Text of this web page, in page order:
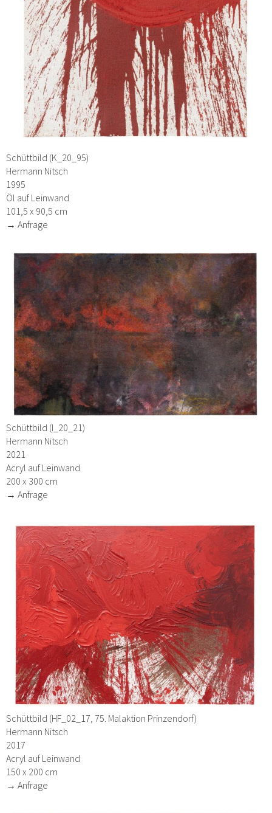
Schüttbild (K_20_95)
Hermann Nitsch
1995
Öl auf Leinwand
101,5 x 90,5 cm
→ Anfrage
Schüttbild (I_20_21)
Hermann Nitsch
2021
Acryl auf Leinwand
200 x 300 cm
→ Anfrage
Schüttbild (HF_02_17, 75. Malaktion Prinzendorf)
Hermann Nitsch
2017
Acryl auf Leinwand
150 x 200 cm
→ Anfrage